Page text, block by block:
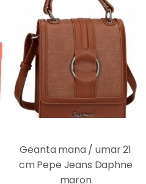
Geanta mana / umar 21
cm Pepe Jeans Daphne
maron